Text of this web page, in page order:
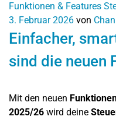
Funktionen & Features
3. Februar 2026 von
Einfacher,
sind die neuen
Mit den neuen
2025/26 wird deine